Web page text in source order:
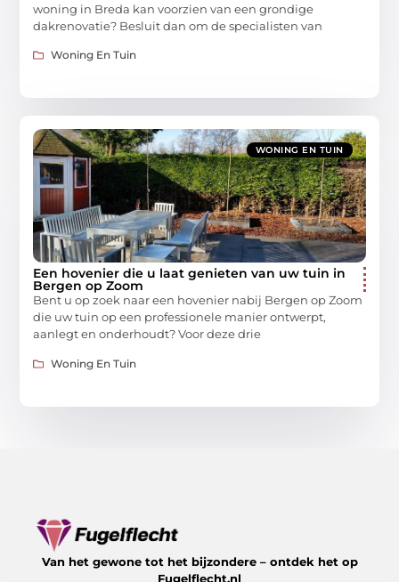
woning in Breda kan voorzien van een grondige
dakrenovatie? Besluit dan om de specialisten van
Woning En Tuin
WONING EN TUIN
Een hovenier die u laat genieten van uw tuin in
Bergen op Zoom
Bent u op zoek naar een hovenier nabij Bergen op Zoom
die uw tuin op een professionele manier ontwerpt,
aanlegt en onderhoudt? Voor deze drie
Woning En Tuin
Van het gewone tot het bijzondere – ontdek het op
Fugelflecht.nl